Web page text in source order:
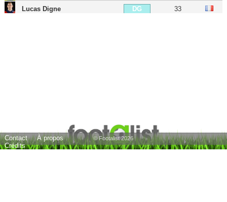
Lucas Digne DG 33
Leandro Bacuna MD 34
Contact
À propos
Crédits
© Footalist 2026